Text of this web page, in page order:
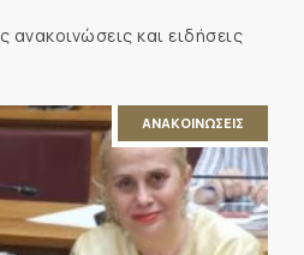
ανακοινώσεις και ειδήσεις
ΑΝΑΚΟΙΝΩΣΕΙΣ